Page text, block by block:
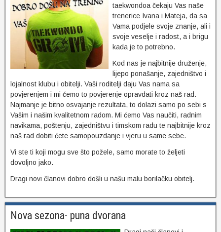
taekwondoa čekaju Vas naše
trenerice Ivana i Mateja, da sa
Vama podjele svoje znanje, ali i
svoje veselje i radost, a i brigu
kada je to potrebno.
Kod nas je najbitnije druženje,
lijepo ponašanje, zajedništvo i
lojalnost klubu i obitelji. Vaši roditelji daju Vas nama sa
povjerenjem i mi ćemo to povjerenje opravdati kroz naš rad.
Najmanje je bitno osvajanje rezultata, to dolazi samo po sebi s
Vašim i našim kvalitetnom radom. Mi ćemo Vas naučiti, radnim
navikama, poštenju, zajedništvu i timskom radu te najbitnije kroz
naš rad dobiti ćete samopouzdanje i vjeru u same sebe.
Vi ste ti koji mogu sve što požele, samo morate to željeti
dovoljno jako.
Dragi novi članovi dobro došli u našu malu borilačku obitelj.
Nova sezona- puna dvorana